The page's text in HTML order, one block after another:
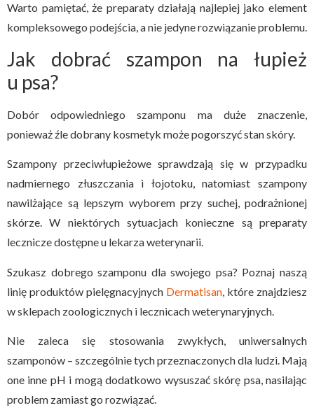
Warto pamiętać, że preparaty działają najlepiej jako element
kompleksowego podejścia, a nie jedyne rozwiązanie problemu.
Jak dobrać szampon na łupież
u psa?
Dobór odpowiedniego szamponu ma duże znaczenie,
ponieważ źle dobrany kosmetyk może pogorszyć stan skóry.
Szampony przeciwłupieżowe sprawdzają się w przypadku
nadmiernego złuszczania i łojotoku, natomiast szampony
nawilżające są lepszym wyborem przy suchej, podrażnionej
skórze. W niektórych sytuacjach konieczne są preparaty
lecznicze dostępne u lekarza weterynarii.
Szukasz dobrego szamponu dla swojego psa? Poznaj naszą
linię produktów pielęgnacyjnych Dermatisan , które znajdziesz
w sklepach zoologicznych i lecznicach weterynaryjnych.
Nie zaleca się stosowania zwykłych, uniwersalnych
szamponów – szczególnie tych przeznaczonych dla ludzi. Mają
one inne pH i mogą dodatkowo wysuszać skórę psa, nasilając
problem zamiast go rozwiązać.